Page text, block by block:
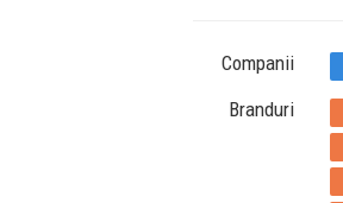
Companii
Branduri